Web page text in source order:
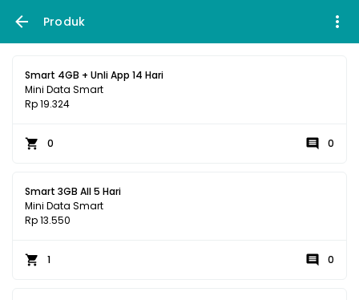
Produk
Smart 4GB + Unli App 14 Hari
Mini Data Smart
Rp 19.324
0 0
Smart 3GB All 5 Hari
Mini Data Smart
Rp 13.550
1 0